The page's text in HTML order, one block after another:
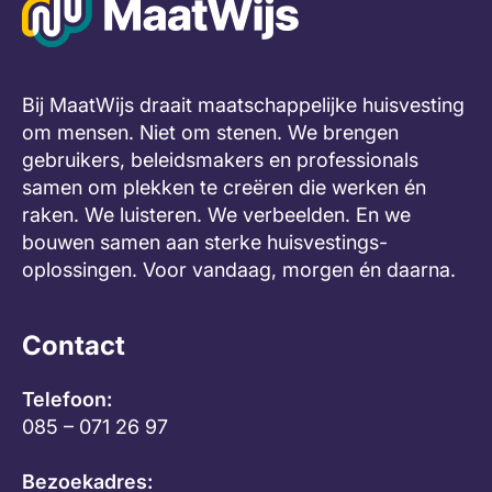
haar
Bij MaatWijs draait maatschappelijke huisvesting
om mensen. Niet om stenen. We brengen
gebruikers, beleidsmakers en professionals
samen om plekken te creëren die werken én
raken. We luisteren. We verbeelden. En we
bouwen samen aan sterke huisvestings-
oplossingen. Voor vandaag, morgen én daarna.
Contact
Telefoon:
085 – 071 26 97
Bezoekadres: